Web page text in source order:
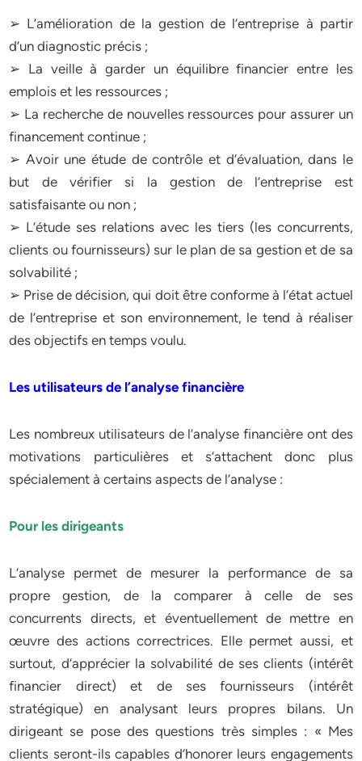
➢ L’amélioration de la gestion de l’entreprise à partir
d’un diagnostic précis ;
➢ La veille à garder un équilibre financier entre les
emplois et les ressources ;
➢ La recherche de nouvelles ressources pour assurer un
financement continue ;
➢ Avoir une étude de contrôle et d’évaluation, dans le
but de vérifier si la gestion de l’entreprise est
satisfaisante ou non ;
➢ L’étude ses relations avec les tiers (les concurrents,
clients ou fournisseurs) sur le plan de sa gestion et de sa
solvabilité ;
➢ Prise de décision, qui doit être conforme à l’état actuel
de l’entreprise et son environnement, le tend à réaliser
des objectifs en temps voulu.
Les utilisateurs de l’analyse financière
Les nombreux utilisateurs de l’analyse financière ont des
motivations particulières et s’attachent donc plus
spécialement à certains aspects de l’analyse :
Pour les dirigeants
L’analyse permet de mesurer la performance de sa
propre gestion, de la comparer à celle de ses
concurrents directs, et éventuellement de mettre en
œuvre des actions correctrices. Elle permet aussi, et
surtout, d’apprécier la solvabilité de ses clients (intérêt
financier direct) et de ses fournisseurs (intérêt
stratégique) en analysant leurs propres bilans. Un
dirigeant se pose des questions très simples : « Mes
clients seront-ils capables d’honorer leurs engagements